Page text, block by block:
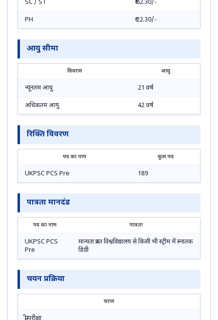
SC / ST ₹ 82.30/-
PH ₹ 22.30/-
आयु सीमा
विवरण आयु
न्यूनतम आयु 21 वर्ष
अधिकतम आयु 42 वर्ष
रिक्ति विवरण
पद का नाम कुल पद
UKPSC PCS Pre 189
पात्रता मानदंड
पद का नाम पात्रता
UKPSC PCS
Pre
मान्यता प्राप्त विश्वविद्यालय से किसी भी स्ट्रीम में स्नातक
डिग्री
चयन प्रक्रिया
चरण
प्री परीक्षा